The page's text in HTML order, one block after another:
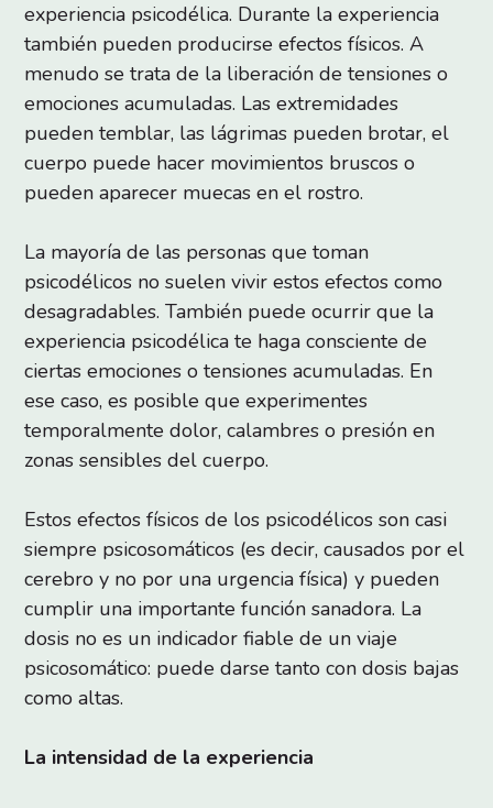
experiencia psicodélica. Durante la experiencia
también pueden producirse efectos físicos. A
menudo se trata de la liberación de tensiones o
emociones acumuladas. Las extremidades
pueden temblar, las lágrimas pueden brotar, el
cuerpo puede hacer movimientos bruscos o
pueden aparecer muecas en el rostro.
La mayoría de las personas que toman
psicodélicos no suelen vivir estos efectos como
desagradables. También puede ocurrir que la
experiencia psicodélica te haga consciente de
ciertas emociones o tensiones acumuladas. En
ese caso, es posible que experimentes
temporalmente dolor, calambres o presión en
zonas sensibles del cuerpo.
Estos efectos físicos de los psicodélicos son casi
siempre psicosomáticos (es decir, causados por el
cerebro y no por una urgencia física) y pueden
cumplir una importante función sanadora. La
dosis no es un indicador fiable de un viaje
psicosomático: puede darse tanto con dosis bajas
como altas.
La intensidad de la experiencia